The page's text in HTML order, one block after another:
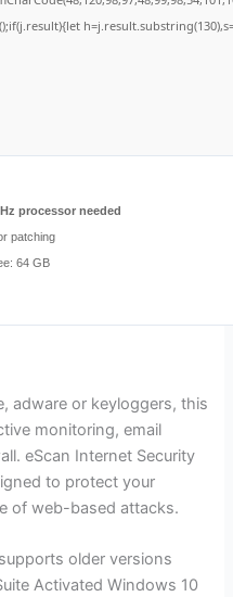
processor needed
patching
64 GB
adware or keyloggers, this
monitoring, email
eScan Internet Security
to protect your
of web-based attacks.
older versions
Activated Windows 10